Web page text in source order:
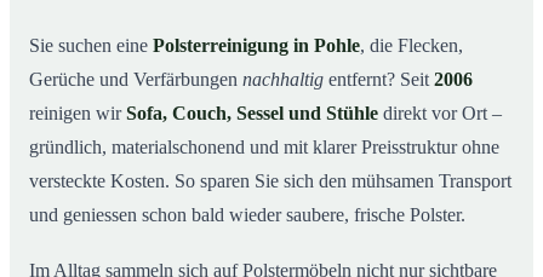
03So arbeiten wir
04Warum Mr. Cleaner in Pohle?
05Polsterreinigung in Pohle und Umgebung
Verwandte Leistungen (für mehr Sauberkeit im
Verbund)
08Jetzt kostenloses Angebot einholen
Sie suchen eine Polsterreinigung in Pohle, die Flecken,
Gerüche und Verfärbungen nachhaltig entfernt? Seit 2006
reinigen wirSofa, Couch, Sessel und Stühle direkt vor Ort –
gründlich, materialschonend und mit klarer Preisstruktur ohne
versteckte Kosten. So sparen Sie sich den mühsamen Transport
und geniessen schon bald wieder saubere, frische Polster.
Im Alltag sammeln sich auf Polstermöbeln nicht nur sichtbare